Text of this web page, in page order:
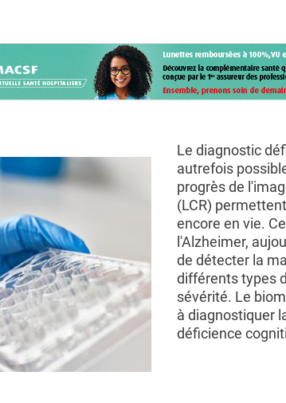
Le diagnostic
autrefois
progrès de
(LCR)
encore en vie.
l'Alzheimer,
de détecter la
différents types
sévérité. Le
à diagnostiquer
déficience